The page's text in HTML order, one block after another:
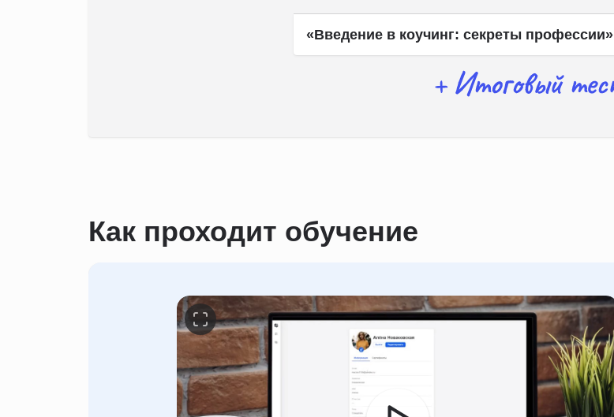
«Введение в коучинг: секреты профессии»
Как проходит обучение